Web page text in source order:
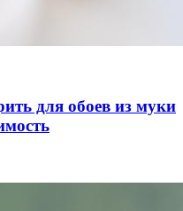
для обоев из муки